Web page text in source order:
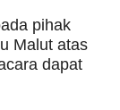
pihak
Malut atas
dapat